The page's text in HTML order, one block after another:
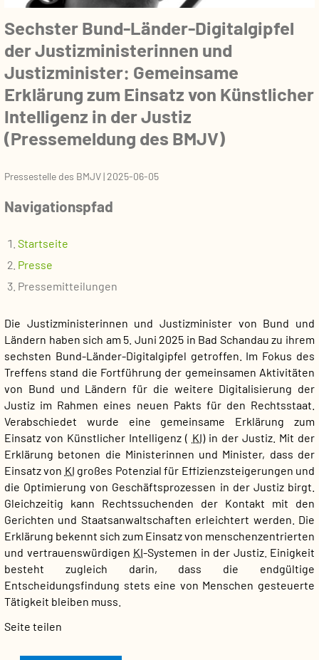
Sechster Bund-Länder-Digitalgipfel
der Justizministerinnen und
Justizminister: Gemeinsame
Erklärung zum Einsatz von Künstlicher
Intelligenz in der Justiz
(Pressemeldung des BMJV)
Pressestelle des BMJV|2025-06-05
Navigationspfad
Startseite
Presse
Pressemitteilungen
Die Justizministerinnen und Justizminister von Bund und
Ländern haben sich am 5. Juni 2025 in Bad Schandau zu ihrem
sechsten Bund-Länder-Digitalgipfel getroffen. Im Fokus des
Treffens stand die Fortführung der gemeinsamen Aktivitäten
von Bund und Ländern für die weitere Digitalisierung der
Justiz im Rahmen eines neuen Pakts für den Rechtsstaat.
Verabschiedet wurde eine gemeinsame Erklärung zum
Einsatz von Künstlicher Intelligenz ( KI) in der Justiz. Mit der
Erklärung betonen die Ministerinnen und Minister, dass der
Einsatz von KI großes Potenzial für Effizienzsteigerungen und
die Optimierung von Geschäftsprozessen in der Justiz birgt.
Gleichzeitig kann Rechtssuchenden der Kontakt mit den
Gerichten und Staatsanwaltschaften erleichtert werden. Die
Erklärung bekennt sich zum Einsatz von menschenzentrierten
und vertrauenswürdigen KI-Systemen in der Justiz. Einigkeit
besteht zugleich darin, dass die endgültige
Entscheidungsfindung stets eine von Menschen gesteuerte
Tätigkeit bleiben muss.
Seite teilen